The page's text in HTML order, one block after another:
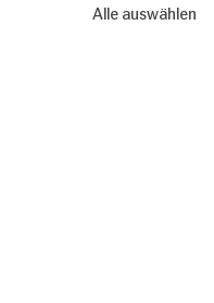
Alle auswählen